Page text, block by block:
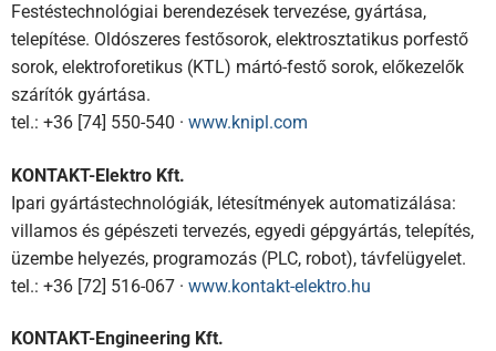
Festéstechnológiai berendezések tervezése, gyártása,
telepítése. Oldószeres festősorok, elektrosztatikus porfestő
sorok, elektroforetikus (KTL) mártó-festő sorok, előkezelők
szárítók gyártása.
tel.: +36 [74] 550-540 · www.knipl.com
KONTAKT-Elektro Kft.
Ipari gyártástechnológiák, létesítmények automatizálása:
villamos és gépészeti tervezés, egyedi gépgyártás, telepítés,
üzembe helyezés, programozás (PLC, robot), távfelügyelet.
tel.: +36 [72] 516-067 · www.kontakt-elektro.hu
KONTAKT-Engineering Kft.